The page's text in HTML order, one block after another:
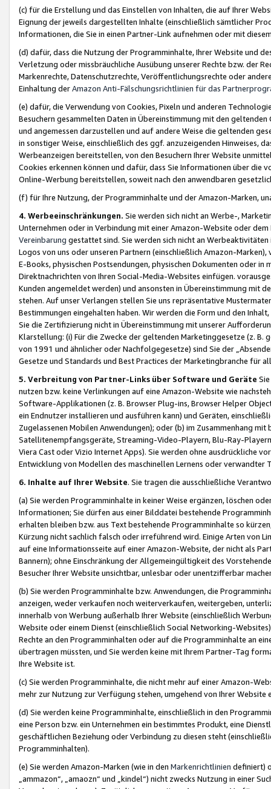
(c) für die Erstellung und das Einstellen von Inhalten, die auf Ihrer
Eignung der jeweils dargestellten Inhalte (einschließlich sämtlicher
Informationen, die Sie in einen Partner-Link aufnehmen oder mit
(d) dafür, dass die Nutzung der Programminhalte, Ihrer Website und
Verletzung oder missbräuchliche Ausübung unserer Rechte bzw. der
Markenrechte, Datenschutzrechte, Veröffentlichungsrechte oder
Einhaltung derAmazon Anti-Fälschungsrichtlinien für das
(e) dafür, die Verwendung von Cookies, Pixeln und anderen
Besuchern gesammelten Daten in Übereinstimmung mit den
und angemessen darzustellen und auf andere Weise die geltenden
in sonstiger Weise, einschließlich des ggf. anzuzeigenden Hinweises,
Werbeanzeigen bereitstellen, von den Besuchern Ihrer Website
Cookies erkennen können und dafür, dass Sie Informationen über die
Online-Werbung bereitstellen, soweit nach den anwendbaren
(f) für Ihre Nutzung, der Programminhalte und der Amazon-Marken,
4. Werbeeinschränkungen. Sie werden sich nicht an Werbe-,
Unternehmen oder in Verbindung mit einer Amazon-Website oder
Vereinbarung gestattet sind. Sie werden sich nicht an
Logos von uns oder unseren Partnern (einschließlich Amazon-
E-Books, physischen Postsendungen, physischen Dokumenten oder in
Direktnachrichten von Ihren Social-Media-Websites einfügen.
Kunden angemeldet werden) und ansonsten in Übereinstimmung mit
stehen. Auf unser Verlangen stellen Sie uns repräsentative
Bestimmungen eingehalten haben. Wir werden die Form und den
Sie die Zertifizierung nicht in Übereinstimmung mit unserer
Klarstellung: (i) Für die Zwecke der geltenden Marketinggesetze (z. B.
von 1991 und ähnlicher oder Nachfolgegesetze) sind Sie der
Gesetze und Standards und Best Practices der Marketingbranche für
5. Verbreitung von Partner-Links über Software und Geräte
nutzen bzw. keine Verlinkungen auf eine Amazon-Website wie
Software-Applikationen (z. B. Browser Plug-ins, Browser Helper
ein Endnutzer installieren und ausführen kann) und Geräten,
Zugelassenen Mobilen Anwendungen); oder (b) im Zusammenhang
Satellitenempfangsgeräte, Streaming-Video-Playern, Blu-Ray-
Viera Cast oder Vizio Internet Apps). Sie werden ohne ausdrückliche
Entwicklung von Modellen des maschinellen Lernens oder
6. Inhalte auf Ihrer Website. Sie tragen die ausschließliche
(a) Sie werden Programminhalte in keiner Weise ergänzen, löschen
Informationen; Sie dürfen aus einer Bilddatei bestehende
erhalten bleiben bzw. aus Text bestehende Programminhalte so
Kürzung nicht sachlich falsch oder irreführend wird. Einige Arten von
auf eine Informationsseite auf einer Amazon-Website, der nicht als
Bannern); ohne Einschränkung der Allgemeingültigkeit des
Besucher Ihrer Website unsichtbar, unlesbar oder unentzifferbar
(b) Sie werden Programminhalte bzw. Anwendungen, die
anzeigen, weder verkaufen noch weiterverkaufen, weitergeben,
innerhalb von Werbung außerhalb Ihrer Website (einschließlich
Website oder einem Dienst (einschließlich Social Networking-
Rechte an den Programminhalten oder auf die Programminhalte an
übertragen müssten, und Sie werden keine mit Ihrem Partner-Tag
Ihre Website ist.
(c) Sie werden Programminhalte, die nicht mehr auf einer Amazon-
mehr zur Nutzung zur Verfügung stehen, umgehend von Ihrer
(d) Sie werden keine Programminhalte, einschließlich in den
eine Person bzw. ein Unternehmen ein bestimmtes Produkt, eine
geschäftlichen Beziehung oder Verbindung zu diesen steht
Programminhalten).
(e) Sie werden Amazon-Marken (wie in den Markenrichtlinien definiert)
„ammazon“, „amaozn“ und „kindel“) nicht zwecks Nutzung in einer